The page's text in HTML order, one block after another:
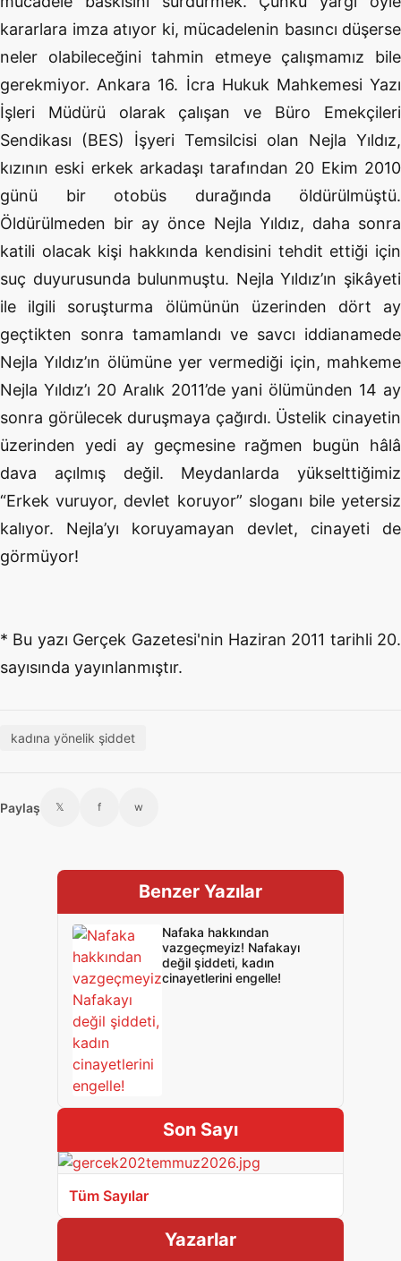
kararlara imza atıyor ki, mücadelenin basıncı düşerse
neler olabileceğini tahmin etmeye çalışmamız bile
gerekmiyor. Ankara 16. İcra Hukuk Mahkemesi Yazı
İşleri Müdürü olarak çalışan ve Büro Emekçileri
Sendikası (BES) İşyeri Temsilcisi olan Nejla Yıldız,
kızının eski erkek arkadaşı tarafından 20 Ekim 2010
günü bir otobüs durağında öldürülmüştü.
Öldürülmeden bir ay önce Nejla Yıldız, daha sonra
katili olacak kişi hakkında kendisini tehdit ettiği için
suç duyurusunda bulunmuştu. Nejla Yıldız’ın şikâyeti
ile ilgili soruşturma ölümünün üzerinden dört ay
geçtikten sonra tamamlandı ve savcı iddianamede
Nejla Yıldız’ın ölümüne yer vermediği için, mahkeme
Nejla Yıldız’ı 20 Aralık 2011’de yani ölümünden 14 ay
sonra görülecek duruşmaya çağırdı. Üstelik cinayetin
üzerinden yedi ay geçmesine rağmen bugün hâlâ
dava açılmış değil. Meydanlarda yükselttiğimiz
“Erkek vuruyor, devlet koruyor” sloganı bile yetersiz
kalıyor. Nejla’yı koruyamayan devlet, cinayeti de
görmüyor!
* Bu yazı Gerçek Gazetesi'nin Haziran 2011 tarihli 20.
sayısında yayınlanmıştır.
kadına yönelik şiddet
Paylaş 𝕏 f w
Benzer Yazılar
Nafaka hakkından
vazgeçmeyiz! Nafakayı
değil şiddeti, kadın
cinayetlerini engelle!
Son Sayı
Tüm Sayılar
Yazarlar